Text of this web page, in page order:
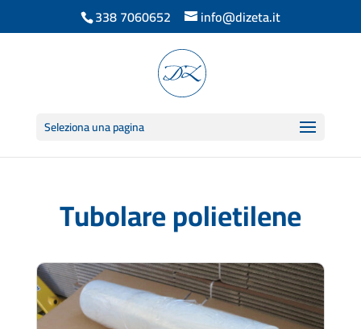
338 7060652 info@dizeta.it
Seleziona una pagina
Tubolare polietilene